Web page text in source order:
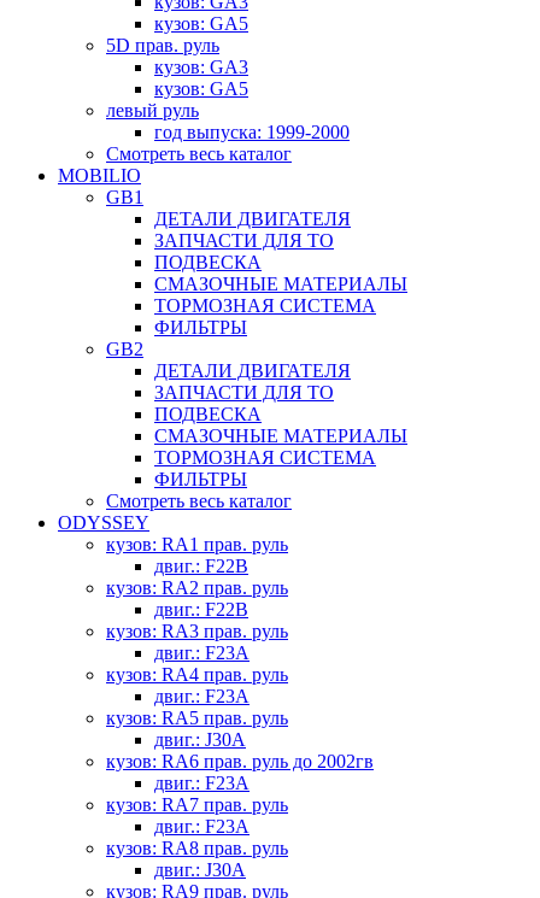
кузов: GA5
5D прав. руль
кузов: GA3
кузов: GA5
левый руль
год выпуска: 1999-2000
Смотреть весь каталог
MOBILIO
GB1
ДЕТАЛИ ДВИГАТЕЛЯ
ЗАПЧАСТИ ДЛЯ ТО
ПОДВЕСКА
СМАЗОЧНЫЕ МАТЕРИАЛЫ
ТОРМОЗНАЯ СИСТЕМА
ФИЛЬТРЫ
GB2
ДЕТАЛИ ДВИГАТЕЛЯ
ЗАПЧАСТИ ДЛЯ ТО
ПОДВЕСКА
СМАЗОЧНЫЕ МАТЕРИАЛЫ
ТОРМОЗНАЯ СИСТЕМА
ФИЛЬТРЫ
Смотреть весь каталог
ODYSSEY
кузов: RA1 прав. руль
двиг.: F22B
кузов: RA2 прав. руль
двиг.: F22B
кузов: RA3 прав. руль
двиг.: F23A
кузов: RA4 прав. руль
двиг.: F23A
кузов: RA5 прав. руль
двиг.: J30A
кузов: RA6 прав. руль до 2002гв
двиг.: F23A
кузов: RA7 прав. руль
двиг.: F23A
кузов: RA8 прав. руль
двиг.: J30A
кузов: RA9 прав. руль